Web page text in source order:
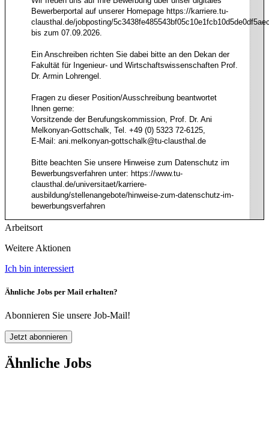
Bewerberportal auf unserer Homepage https://karriere.tu-
clausthal.de/jobposting/
bis zum 07.09.2026.
Ein Anschreiben richten Sie dabei bitte an den Dekan der
Fakultät für Ingenieur- und Wirtschafts­wissenschaften Prof.
Dr. Armin Lohrengel.
Fragen zu dieser Position/Ausschreibung beantwortet
Ihnen gerne:
Vorsitzende der Berufungskommission, Prof. Dr. Ani
Melkonyan-Gottschalk, Tel. +49 (0) 5323 72-6125,
E-Mail: ani.melkonyan-gottschalk@tu-clausthal.de
Bitte beachten Sie unsere Hinweise zum Datenschutz im
Bewerbungsverfahren unter: https://www.tu-
clausthal.de/universitaet/karriere-
ausbildung/stellenangebote/hinweise-zum-datenschutz-im-
bewerbungsverfahren
Arbeitsort
Weitere Aktionen
Ich bin interessiert
Ähnliche Jobs per Mail erhalten?
Abonnieren Sie unsere Job-Mail!
Jetzt abonnieren
Ähnliche Jobs